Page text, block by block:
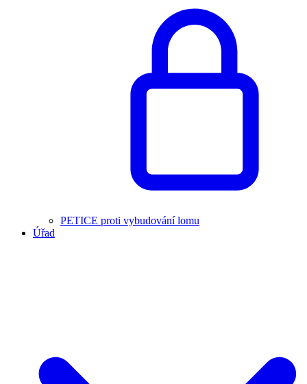
PETICE proti vybudování lomu
Úřad